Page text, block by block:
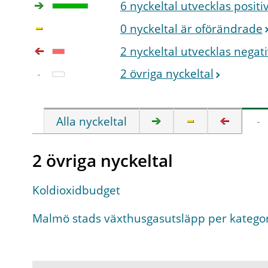
6 nyckeltal utvecklas
0 nyckeltal är oförändrade
2 nyckeltal utvecklas
2 övriga nyckeltal
Alla nyckeltal
2 övriga nyckeltal
Koldioxidbudget
Malmö stads växthusgasutsläpp per